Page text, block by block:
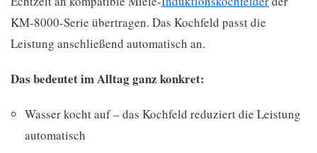
KM-8000-Serie übertragen. Das Kochfeld passt die
Leistung anschließend automatisch an.
Das bedeutet im Alltag ganz konkret:
Wasser kocht auf – das Kochfeld reduziert die Leistung
automatisch